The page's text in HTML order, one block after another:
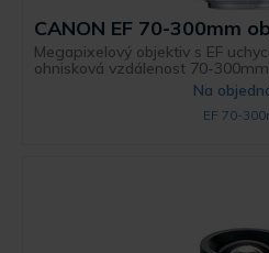
CANON EF 70-300mm
Megapixelový objektiv s EF
ohnisková vzdálenost 70-300mm
Na
EF 70-